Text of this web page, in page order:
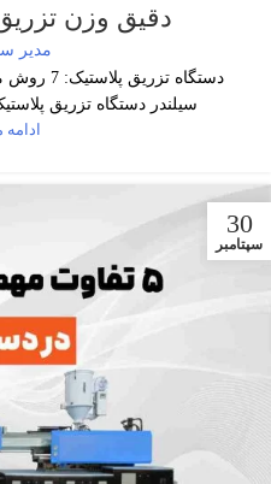
دقیق وزن
مدیر
دستگاه
سیلندر دستگاه تزریق
30
سپتامبر